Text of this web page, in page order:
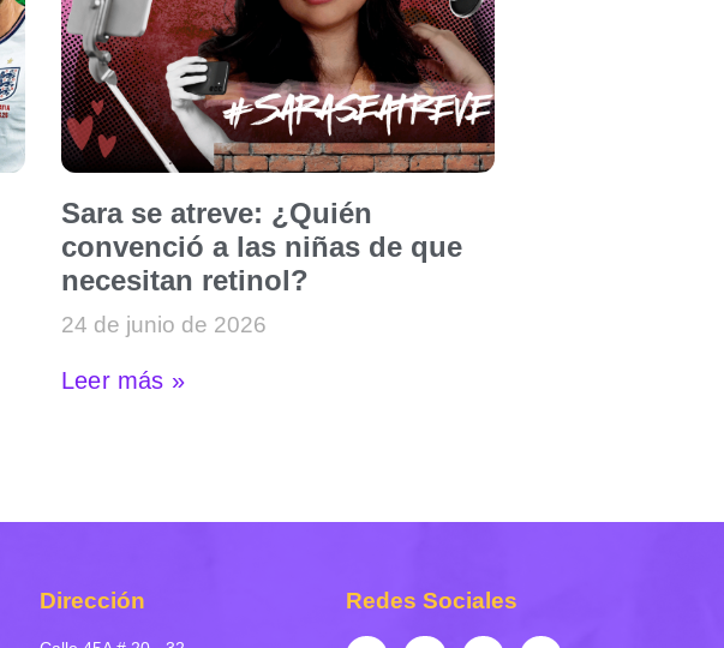
Sara se atreve: ¿Quién
convenció a las niñas de que
necesitan retinol?
24 de junio de 2026
Leer más »
Dirección Redes Sociales